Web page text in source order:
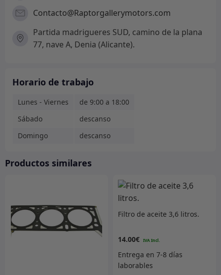
Contacto@Raptorgallerymotors.com
Partida madrigueres SUD, camino de la plana
77, nave A, Denia (Alicante).
Horario de trabajo
Lunes - Viernes
de 9:00 a 18:00
Sábado
descanso
Domingo
descanso
Productos similares
Filtro de aceite 3,6 litros.
14.00€